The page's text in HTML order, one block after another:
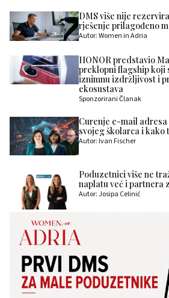
DMS više nije
rješenje prilagođeno
Autor: Women in Adria
HONOR predstavio
preklopni flagship koji
iznimnu izdržljivost i
ekosustava
Sponzorirani Članak
Curenje e-mail
svojeg školarca i kako
Autor: Ivan Fischer
Poduzetnici više ne
naplatu već i partnera
Autor: Josipa Celinić